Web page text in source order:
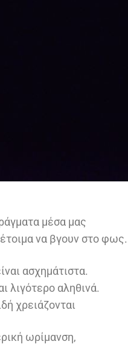
μέσα μας
να βγουν στο φως.
ασχημάτιστα.
λιγότερο αληθινά.
χρειάζονται
ωρίμανση,